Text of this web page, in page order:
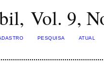
Vol. 9,
PESQUISA ATUAL